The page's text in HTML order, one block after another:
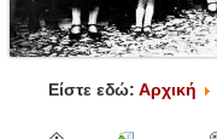
Είστε εδώ: Αρχική